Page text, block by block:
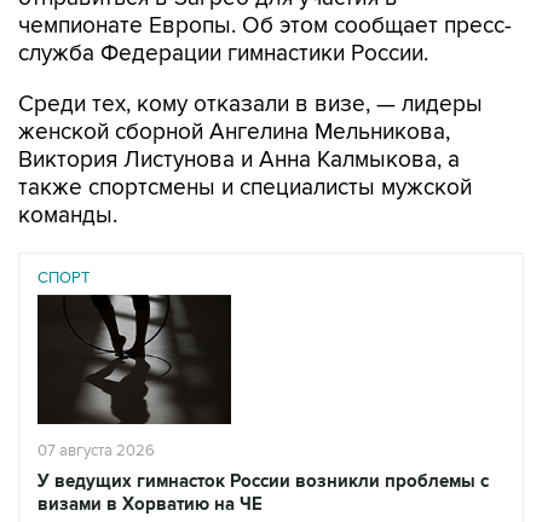
чемпионате Европы. Об этом сообщает пресс-
служба Федерации гимнастики России.
Среди тех, кому отказали в визе, — лидеры
женской сборной Ангелина Мельникова,
Виктория Листунова и Анна Калмыкова, а
также спортсмены и специалисты мужской
команды.
СПОРТ
07 августа 2026
У ведущих гимнасток России возникли проблемы с
визами в Хорватию на ЧЕ